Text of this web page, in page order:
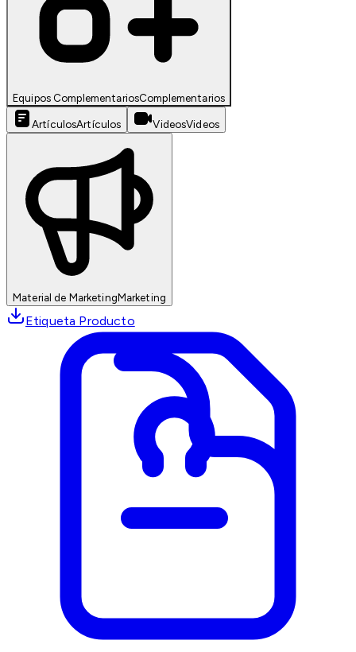
Equipos ComplementariosComplementarios
ArtículosArtículos VideosVideos
Material de MarketingMarketing
Etiqueta Producto